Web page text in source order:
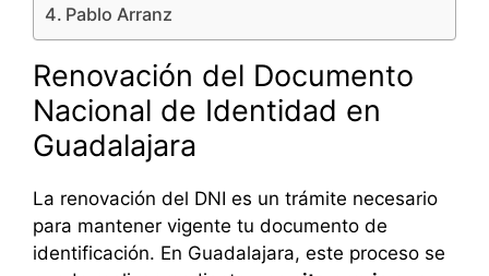
Pablo Arranz
Renovación del Documento
Nacional de Identidad en
Guadalajara
La renovación del DNI es un trámite necesario
para mantener vigente tu documento de
identificación. En Guadalajara, este proceso se